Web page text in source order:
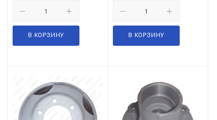
В КОРЗИНУ В КОРЗИНУ